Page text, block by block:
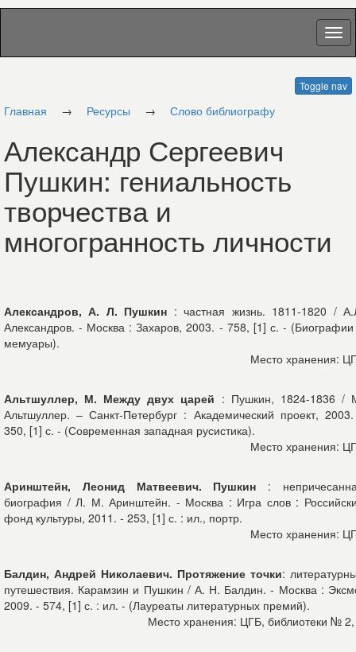
Toggle nav
Главная → Ресурсы → Слово библиографу
Александр Сергеевич
Пушкин: гениальность
творчества и
многогранность личности
Александров, А. Л. Пушкин : частная жизнь. 1811-1820 /
Александров. - Москва : Захаров, 2003. - 758, [1] с. -
мемуары).
Место хранения:
Альтшуллер, М. Между двух царей : Пушкин, 1824-1836 /
Альтшуллер. – Санкт-Петербург : Академический проект,
350, [1] с. - (Современная западная русистика).
Место хранения:
Аринштейн, Леонид Матвеевич. Пушкин :
биография / Л. М. Аринштейн. - Москва : Игра слов :
фонд культуры, 2011. - 253, [1] с. : ил., портр.
Место хранения:
Балдин, Андрей Николаевич. Протяжение точки:
путешествия. Карамзин и Пушкин / А. Н. Балдин. - Москва :
2009. - 574, [1] с. : ил. - (Лауреаты литературных премий).
Место хранения: ЦГБ, библиотеки №